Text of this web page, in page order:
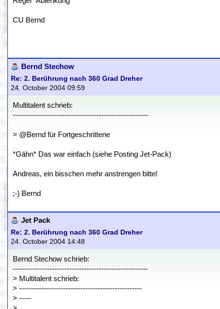
CU Bernd
Bernd Stechow
Re: 2. Berührung nach 360 Grad Dreher
24. October 2004 09:59
Multitalent schrieb:
-------------------------------------------------------
> @Bernd für Fortgeschrittene
*Gähn* Das war einfach (siehe Posting Jet-Pack)
Andreas, ein bisschen mehr anstrengen bitte!
;-) Bernd
Jet Pack
Re: 2. Berührung nach 360 Grad Dreher
24. October 2004 14:48
Bernd Stechow schrieb:
-------------------------------------------------------
> Multitalent schrieb:
> --------------------------------------------------
> -----